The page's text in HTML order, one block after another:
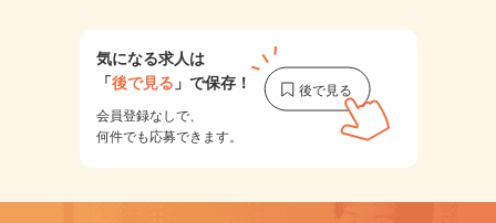
気になる求人は
「後で見る 」で保存！
会員登録なしで、
何件でも応募できます。